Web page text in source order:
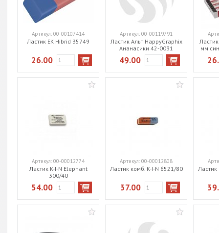
Ластик EK Hibrid 35749
Артикул: 00-00107414
26.00
Ластик Альт HappyGraphix
Ананасики 42-0031
Артикул: 00-00119791
49.00
мм
Ластик K-I-N Elephant
300/40
Артикул: 00-00012774
54.00
Ластик комб. K-I-N 6521/80
Артикул: 00-00012808
37.00
Ластик